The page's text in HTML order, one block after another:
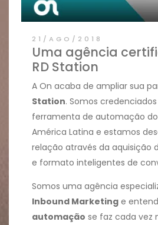
21/AGO/2018
Uma agência
RD Station
A On acaba de ampliar sua
Station. Somos
ferramenta de automação
América Latina e estamos
relação através da aquisição
e formato inteligentes de
Somos uma agência
Inbound Marketinge
automação se faz cada vez